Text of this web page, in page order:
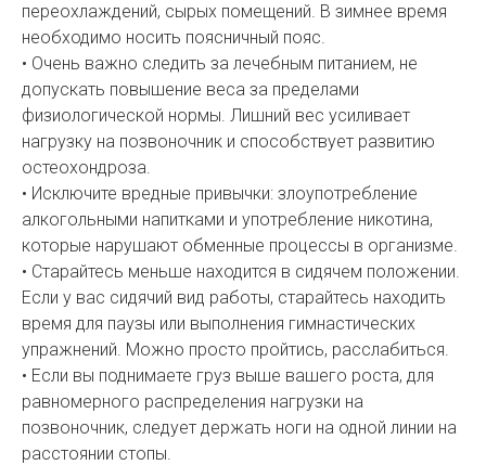
переохлаждений, сырых помещений. В зимнее время
необходимо носить поясничный пояс.
• Очень важно следить за лечебным питанием, не
допускать повышение веса за пределами
физиологической нормы. Лишний вес усиливает
нагрузку на позвоночник и способствует развитию
остеохондроза.
• Исключите вредные привычки: злоупотребление
алкогольными напитками и употребление никотина,
которые нарушают обменные процессы в организме.
• Старайтесь меньше находится в сидячем положении.
Если у вас сидячий вид работы, старайтесь находить
время для паузы или выполнения гимнастических
упражнений. Можно просто пройтись, расслабиться.
• Если вы поднимаете груз выше вашего роста, для
равномерного распределения нагрузки на
позвоночник, следует держать ноги на одной линии на
расстоянии стопы.